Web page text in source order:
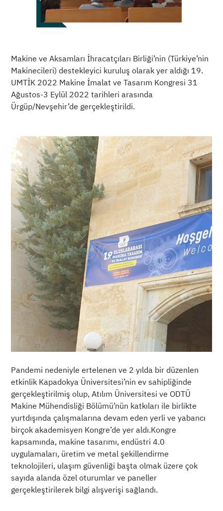
Makine ve Aksamları İhracatçıları Birliği’nin (Türkiye’nin
Makinecileri) destekleyici kuruluş olarak yer aldığı 19.
UMTİK 2022 Makine İmalat ve Tasarım Kongresi 31
Ağustos-3 Eylül 2022 tarihleri arasında
Ürgüp/Nevşehir’de gerçekleştirildi.
Pandemi nedeniyle ertelenen ve 2 yılda bir düzenlen
etkinlik Kapadokya Üniversitesi’nin ev sahipliğinde
gerçekleştirilmiş olup, Atılım Üniversitesi ve ODTÜ
Makine Mühendisliği Bölümü’nün katkıları ile birlikte
yurtdışında çalışmalarına devam eden yerli ve yabancı
birçok akademisyen Kongre’de yer aldı.Kongre
kapsamında, makine tasarımı, endüstri 4.0
uygulamaları, üretim ve metal şekillendirme
teknolojileri, ulaşım güvenliği başta olmak üzere çok
sayıda alanda özel oturumlar ve paneller
gerçekleştirilerek bilgi alışverişi sağlandı.